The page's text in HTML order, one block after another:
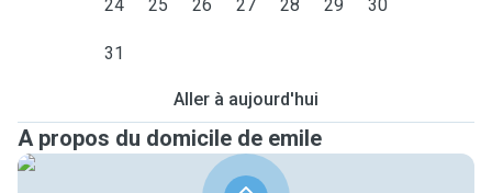
24 25 26 27 28 29 30
31
Aller à aujourd'hui
A propos du domicile de emile